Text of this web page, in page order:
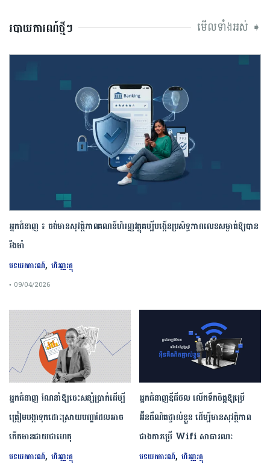
របាយការណ៍ថ្មីៗ មើលទាំងអស់ ➧
អ្នកជំនាញ ៖ ចង់មានសុវត្ថិភាពគណនីហិរញ្ញវត្ថុគប្បីបង្កើនប្រសិទ្ធភាពលេខសម្ងាត់ឱ្យបាន
រឹងមាំ
បទយកការណ៍, ហិរញ្ញវត្ថុ
• 09/04/2026
អ្នកជំនាញឌីជីថល លើកទឹកចិត្តឱ្យប្រើ
អ៊ីនធឺណិតផ្ទាល់ខ្លួន ដើម្បីមានសុវត្ថិភាព
ជាងការប្រើ Wifi​ សាធារណៈ
បទយកការណ៍, ហិរញ្ញវត្ថុ
អ្នកជំនាញ ណែនាំឱ្យចេះសន្សំប្រាក់ដើម្បី
ត្រៀមបង្កាទុកដោះស្រាយបញ្ហាដែលអាច
កើតមានជាយថាហេតុ
បទយកការណ៍, ហិរញ្ញវត្ថុ